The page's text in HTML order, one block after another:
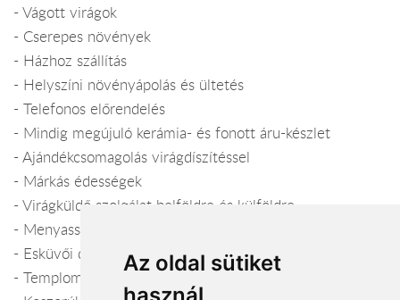
Az oldal sütiket
- Vágott virágok
- Cserepes növények
- Házhoz szállítás
- Helyszíni növényápolás és ültetés
- Telefonos előrendelés
- Mindig megújuló kerámia- és fonott áru-készlet
- Ajándékcsomagolás virágdíszítéssel
- Márkás édességek
- Virágküldő szolgálat belföldre és külföldre
- Menyasszonyi csokrok
- Esküvői dekoráció, teremdíszítés
- Templomdíszítés